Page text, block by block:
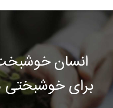
انسان
برای خوشبختی